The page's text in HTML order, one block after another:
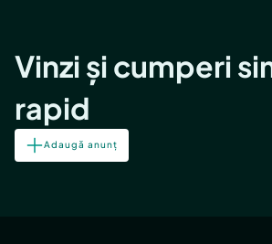
Vinzi și cumperi
rapid
Adaugă anunț